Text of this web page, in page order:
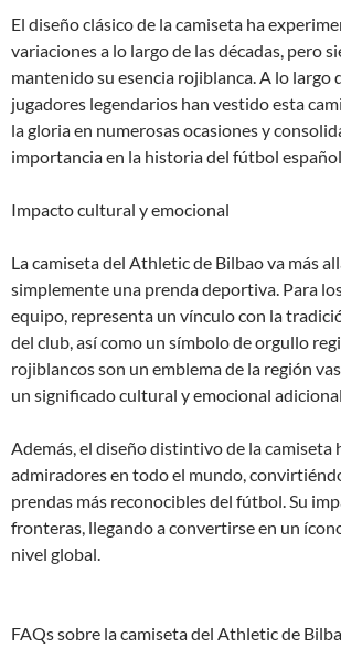
El diseño clásico de la camiseta ha
variaciones a lo largo de las décadas, pero
mantenido su esencia rojiblanca. A lo largo
jugadores legendarios han vestido esta
la gloria en numerosas ocasiones y
importancia en la historia del fútbol
Impacto cultural y emocional
La camiseta del Athletic de Bilbao va más
simplemente una prenda deportiva. Para
equipo, representa un vínculo con la
del club, así como un símbolo de orgullo
rojiblancos son un emblema de la región
un significado cultural y emocional
Además, el diseño distintivo de la camiseta
admiradores en todo el mundo,
prendas más reconocibles del fútbol. Su
fronteras, llegando a convertirse en un
nivel global.
FAQs sobre la camiseta del Athletic de